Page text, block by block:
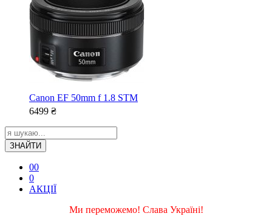
Canon EF 50mm f 1.8 STM
6499 ₴
ЗНАЙТИ
00
0
АКЦІЇ
Ми переможемо! Слава Україні!